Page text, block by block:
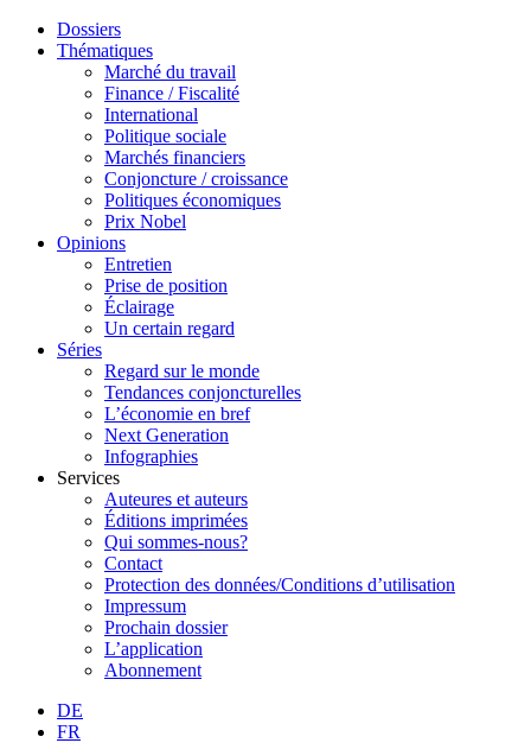
Dossiers
Thématiques
Marché du travail
Finance / Fiscalité
International
Politique sociale
Marchés financiers
Conjoncture / croissance
Politiques économiques
Prix Nobel
Opinions
Entretien
Prise de position
Éclairage
Un certain regard
Séries
Regard sur le monde
Tendances conjoncturelles
L’économie en bref
Next Generation
Infographies
Services
Auteures et auteurs
Éditions imprimées
Qui sommes-nous?
Contact
Protection des données/Conditions d’utilisation
Impressum
Prochain dossier
L’application
Abonnement
DE
FR